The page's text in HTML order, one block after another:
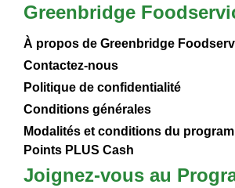
Greenbridge
À propos de Greenbridge
Contactez-nous
Politique de confidentialité
Conditions générales
Modalités et conditions du
Points PLUS Cash
Joignez-vous au